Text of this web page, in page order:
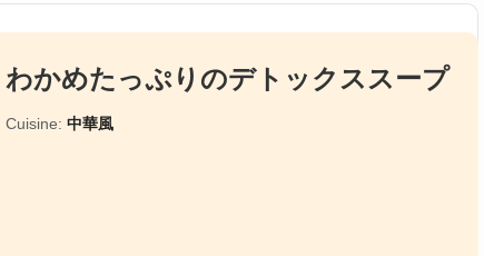
わかめたっぷりのデトックススープ
Cuisine: 中華風